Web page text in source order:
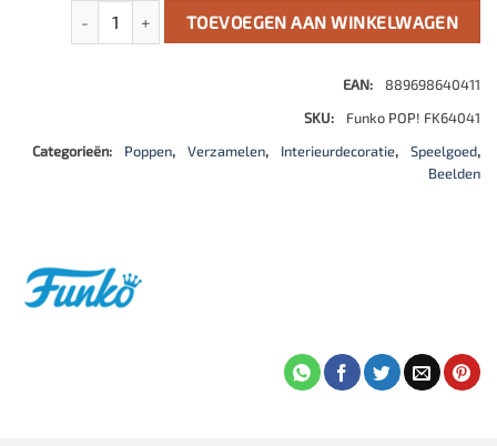
Lionel Richie POP! Rocks Vinyl Figure 9 cm aantal
TOEVOEGEN AAN WINKELWAGEN
EAN:
889698640411
SKU:
Funko POP! FK64041
Categorieën:
Poppen, Verzamelen, Interieurdecoratie, Speelgoed,
Beelden